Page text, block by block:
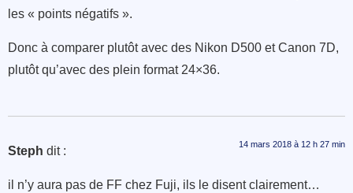
les « points négatifs ».
Donc à comparer plutôt avec des Nikon D500 et Canon 7D,
plutôt qu’avec des plein format 24×36.
Steph dit : 14 mars 2018 à 12 h 27 min
il n’y aura pas de FF chez Fuji, ils le disent clairement…